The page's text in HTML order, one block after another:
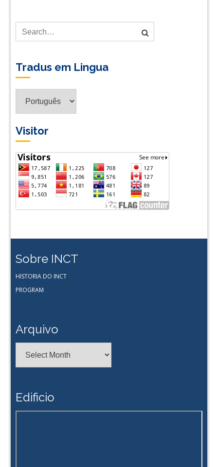
Tradus em Lingua
Visitor
Sobre INCT
HISTORIA DO INCT
PROGRAM
Arquivo
Edificio